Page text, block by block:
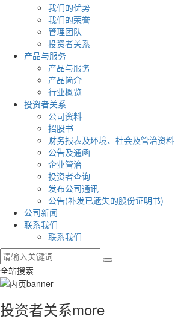
我们的优势
我们的荣誉
管理团队
投资者关系
产品与服务
产品与服务
产品简介
行业概览
投资者关系
公司资料
招股书
财务报表及环境、社会及管治资料
公告及通函
企业管治
投资者查询
发布公司通讯
公告(补发已遗失的股份证明书)
公司新闻
联系我们
联系我们
全站搜索
投资者关系more